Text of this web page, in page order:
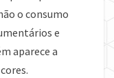
o consumo
e
aparece a